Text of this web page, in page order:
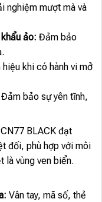
nghiệm mượt mà và
ảo: Đảm bảo
hiệu khi có hành vi mở
Đảm bảo sự yên tĩnh,
BLACK đạt
đối, phù hợp với môi
là vùng ven biển.
Vân tay, mã số, thẻ